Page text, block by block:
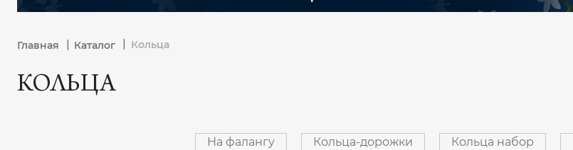
Главная | Каталог Кольца
КОЛЬЦА
На фалангу Кольца-дорожки Кольца набор